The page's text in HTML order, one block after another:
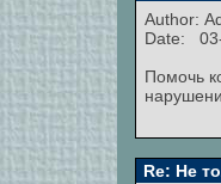
Author:
Date:
Помочь
Re: Не